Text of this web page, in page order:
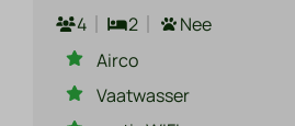
4
2
Nee
Airco
Vaatwasser